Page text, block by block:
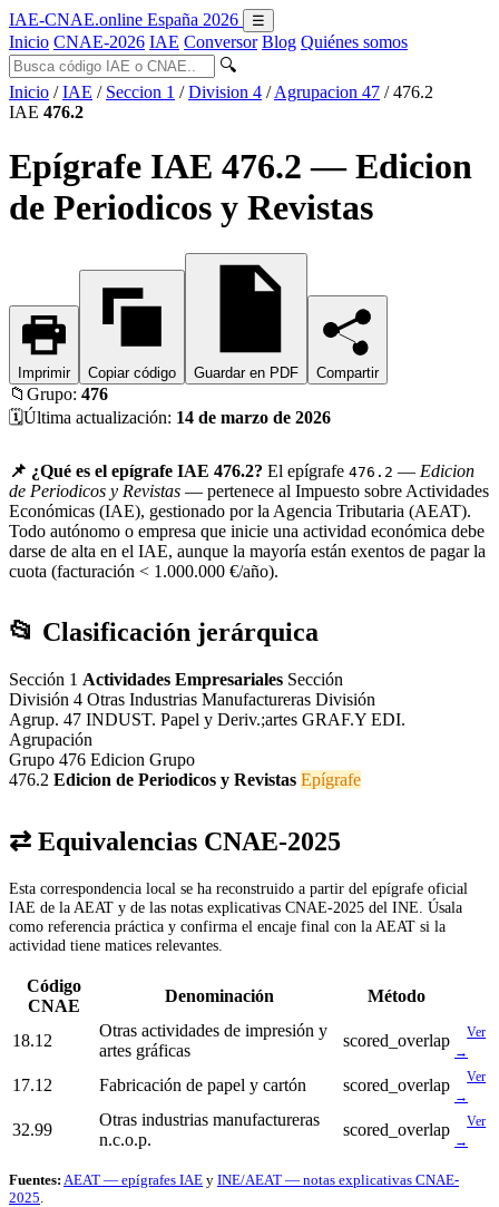
IAE-CNAE.online España 2026 ☰
Inicio CNAE-2026 IAE Conversor Blog Quiénes somos
🔍
Inicio / IAE / Seccion 1 / Division 4 / Agrupacion 47 / 476.2
IAE 476.2
Epígrafe IAE 476.2 — Edicion
de Periodicos y Revistas
Imprimir Copiar código Guardar en PDF Compartir
📁 Grupo: 476
🗓️Última actualización: 14 de marzo de 2026
📌 ¿Qué es el epígrafe IAE 476.2? El epígrafe 476.2 — Edicion
de Periodicos y Revistas — pertenece al Impuesto sobre Actividades
Económicas (IAE), gestionado por la Agencia Tributaria (AEAT).
Todo autónomo o empresa que inicie una actividad económica debe
darse de alta en el IAE, aunque la mayoría están exentos de pagar la
cuota (facturación < 1.000.000 €/año).
📂 Clasificación jerárquica
Sección 1 Actividades Empresariales Sección
División 4 Otras Industrias Manufactureras División
Agrup. 47 INDUST. Papel y Deriv.;artes GRAF.Y EDI.
Agrupación
Grupo 476 Edicion Grupo
476.2 Edicion de Periodicos y Revistas Epígrafe
⇄ Equivalencias CNAE-2025
Esta correspondencia local se ha reconstruido a partir del epígrafe oficial
IAE de la AEAT y de las notas explicativas CNAE-2025 del INE. Úsala
como referencia práctica y confirma el encaje final con la AEAT si la
actividad tiene matices relevantes.
Código
CNAE
Denominación Método
18.12
Otras actividades de impresión y
artes gráficas
scored_overlap
Ver
→
17.12 Fabricación de papel y cartón scored_overlap
Ver
→
32.99
Otras industrias manufactureras
n.c.o.p.
scored_overlap
Ver
→
Fuentes: AEAT — epígrafes IAE y INE/AEAT — notas explicativas CNAE-
2025